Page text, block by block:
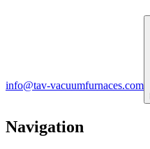
info@tav-vacuumfurnaces.com
Navigation